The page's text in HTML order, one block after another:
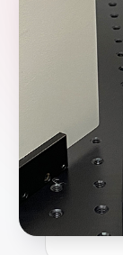
情
報